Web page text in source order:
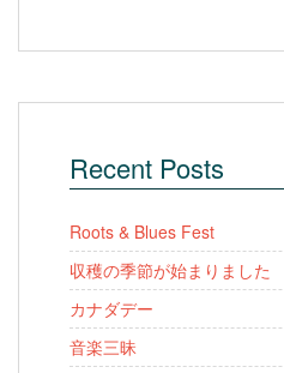
Recent Posts
Roots & Blues Fest
収穫の季節が始まりました
カナダデー
音楽三昧